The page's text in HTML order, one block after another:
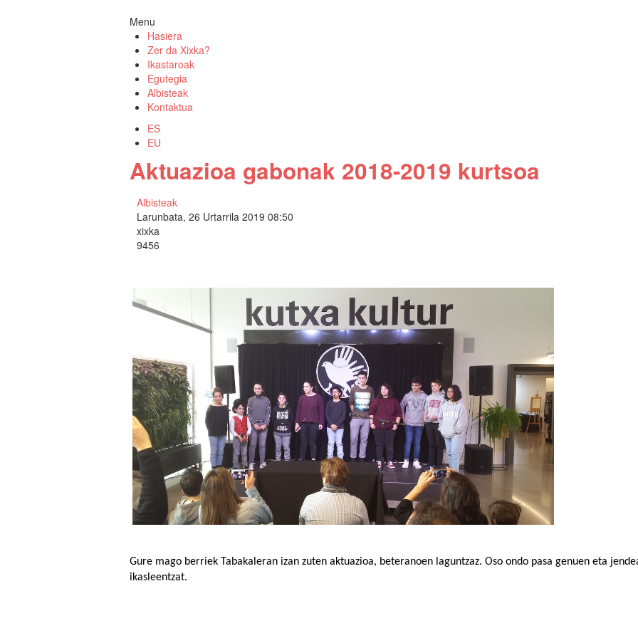
Menu
Hasiera
Zer da Xixka?
Ikastaroak
Egutegia
Albisteak
Kontaktua
ES
EU
Aktuazioa gabonak 2018-2019 kurtsoa
Albisteak
Larunbata, 26 Urtarrila 2019 08:50
xixka
9456
Gure mago berriek Tabakaleran izan zuten aktuazioa, beteranoen laguntzaz. Oso ondo pasa genuen eta
ikasleentzat.